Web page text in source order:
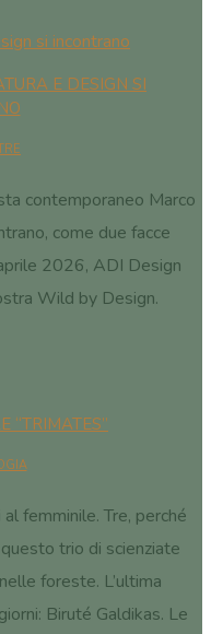
E DESIGN SI
contemporaneo Marco
come due facce
2026, ADI Design
Wild by Design.
“TRIMATES”
femminile. Tre, perché
trio di scienziate
foreste. L’ultima
Biruté Galdikas. Le